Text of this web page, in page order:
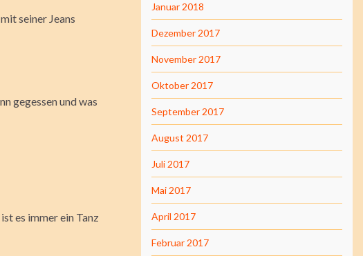
seiner Jeans
gegessen und was
es immer ein Tanz
Januar 2018
Dezember 2017
November 2017
Oktober 2017
September 2017
August 2017
Juli 2017
Mai 2017
April 2017
Februar 2017